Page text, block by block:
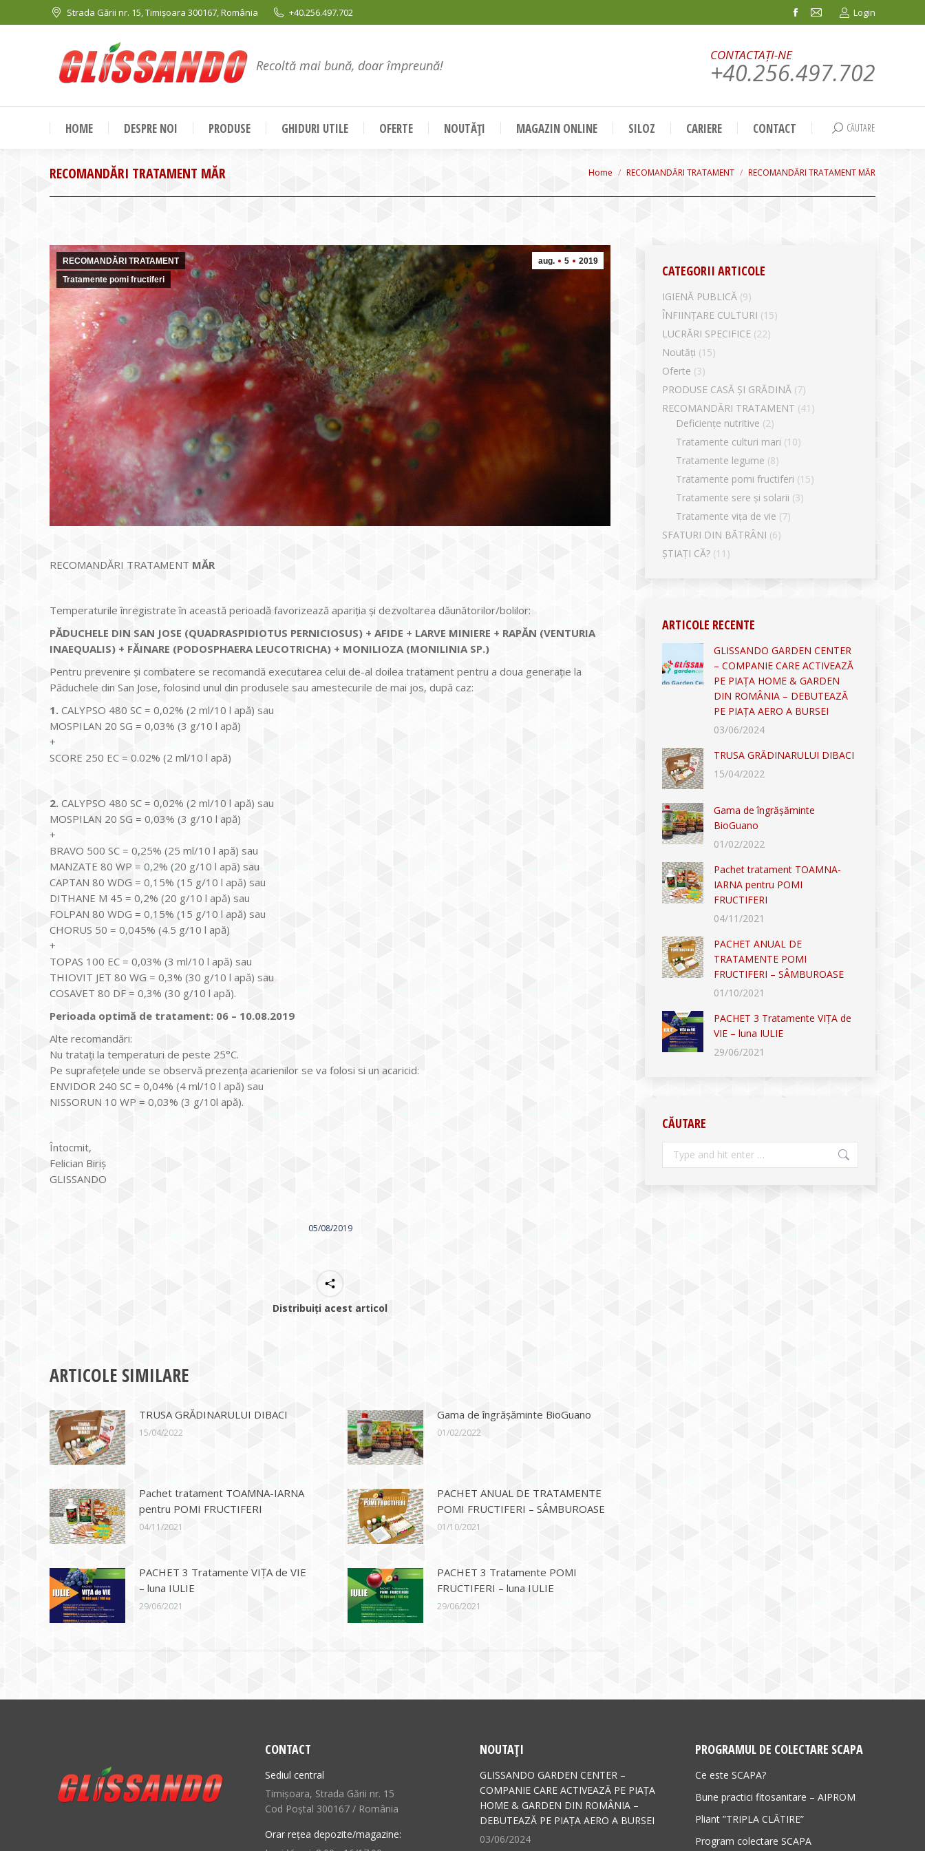
Strada Gării nr. 15, Timișoara 300167, România +40.256.497.702
Facebook
in
window
Mail
in
window
Login
Recoltă mai bună, doar împreună!
CONTACTAȚI-NE
+40.256.497.702
HOME DESPRE NOI PRODUSE GHIDURI UTILE OFERTE NOUTĂȚI MAGAZIN ONLINE SILOZ CARIERE CONTACT Search:
CĂUTARE
RECOMANDĂRI TRATAMENT MĂR You are here:
Home RECOMANDĂRI TRATAMENT RECOMANDĂRI TRATAMENT MĂR
aug. 5 2019
RECOMANDĂRI TRATAMENT
Tratamente pomi fructiferi
RECOMANDĂRI TRATAMENT MĂR
Temperaturile înregistrate în această perioadă favorizează apariția şi dezvoltarea dăunătorilor/bolilor:
PĂDUCHELE DIN SAN JOSE (QUADRASPIDIOTUS PERNICIOSUS) + AFIDE + LARVE MINIERE + RAPĂN (VENTURIA
INAEQUALIS) + FĂINARE (PODOSPHAERA LEUCOTRICHA) + MONILIOZA (MONILINIA SP.)
Pentru prevenire şi combatere se recomandă executarea celui de-al doilea tratament pentru a doua generație la
Păduchele din San Jose, folosind unul din produsele sau amestecurile de mai jos, după caz:
1. CALYPSO 480 SC = 0,02% (2 ml/10 l apă) sau
MOSPILAN 20 SG = 0,03% (3 g/10 l apă)
+
SCORE 250 EC = 0.02% (2 ml/10 l apă)
2. CALYPSO 480 SC = 0,02% (2 ml/10 l apă) sau
MOSPILAN 20 SG = 0,03% (3 g/10 l apă)
+
BRAVO 500 SC = 0,25% (25 ml/10 l apă) sau
MANZATE 80 WP = 0,2% (20 g/10 l apă) sau
CAPTAN 80 WDG = 0,15% (15 g/10 l apă) sau
DITHANE M 45 = 0,2% (20 g/10 l apă) sau
FOLPAN 80 WDG = 0,15% (15 g/10 l apă) sau
CHORUS 50 = 0,045% (4.5 g/10 l apă)
+
TOPAS 100 EC = 0,03% (3 ml/10 l apă) sau
THIOVIT JET 80 WG = 0,3% (30 g/10 l apă) sau
COSAVET 80 DF = 0,3% (30 g/10 l apă).
Perioada optimă de tratament: 06 – 10.08.2019
Alte recomandări:
Nu trataţi la temperaturi de peste 25°C.
Pe suprafeţele unde se observă prezenţa acarienilor se va folosi si un acaricid:
ENVIDOR 240 SC = 0,04% (4 ml/10 l apă) sau
NISSORUN 10 WP = 0,03% (3 g/10l apă).
Întocmit,
Felician Biriș
GLISSANDO
05/08/2019
Distribuiți acest articol
ARTICOLE SIMILARE
TRUSA GRĂDINARULUI DIBACI
15/04/2022
Gama de îngrășăminte BioGuano
01/02/2022
Pachet tratament TOAMNA-IARNA
pentru POMI FRUCTIFERI
04/11/2021
PACHET ANUAL DE TRATAMENTE
POMI FRUCTIFERI – SÂMBUROASE
01/10/2021
PACHET 3 Tratamente VIȚA de VIE
– luna IULIE
29/06/2021
PACHET 3 Tratamente POMI
FRUCTIFERI – luna IULIE
29/06/2021
CATEGORII ARTICOLE
IGIENĂ PUBLICĂ (9)
ÎNFIINȚARE CULTURI (15)
LUCRĂRI SPECIFICE (22)
Noutăți (15)
Oferte (3)
PRODUSE CASĂ ȘI GRĂDINĂ (7)
RECOMANDĂRI TRATAMENT (41)
Deficiențe nutritive (2)
Tratamente culturi mari (10)
Tratamente legume (8)
Tratamente pomi fructiferi (15)
Tratamente sere și solarii (3)
Tratamente vița de vie (7)
SFATURI DIN BĂTRÂNI (6)
ȘTIAȚI CĂ? (11)
ARTICOLE RECENTE
GLISSANDO GARDEN CENTER
– COMPANIE CARE ACTIVEAZĂ
PE PIAȚA HOME & GARDEN
DIN ROMÂNIA – DEBUTEAZĂ
PE PIAȚA AERO A BURSEI
03/06/2024
TRUSA GRĂDINARULUI DIBACI
15/04/2022
Gama de îngrășăminte
BioGuano
01/02/2022
Pachet tratament TOAMNA-
IARNA pentru POMI
FRUCTIFERI
04/11/2021
PACHET ANUAL DE
TRATAMENTE POMI
FRUCTIFERI – SÂMBUROASE
01/10/2021
PACHET 3 Tratamente VIȚA de
VIE – luna IULIE
29/06/2021
CĂUTARE
Search:
CONTACT
Sediul central
Timișoara, Strada Gării nr. 15
Cod Poștal 300167 / România
Orar rețea depozite/magazine:
NOUTAȚI
GLISSANDO GARDEN CENTER –
COMPANIE CARE ACTIVEAZĂ PE PIAȚA
HOME & GARDEN DIN ROMÂNIA –
DEBUTEAZĂ PE PIAȚA AERO A BURSEI
03/06/2024
PROGRAMUL DE COLECTARE SCAPA
Ce este SCAPA?
Bune practici fitosanitare – AIPROM
Pliant ”TRIPLA CLĂTIRE”
Program colectare SCAPA